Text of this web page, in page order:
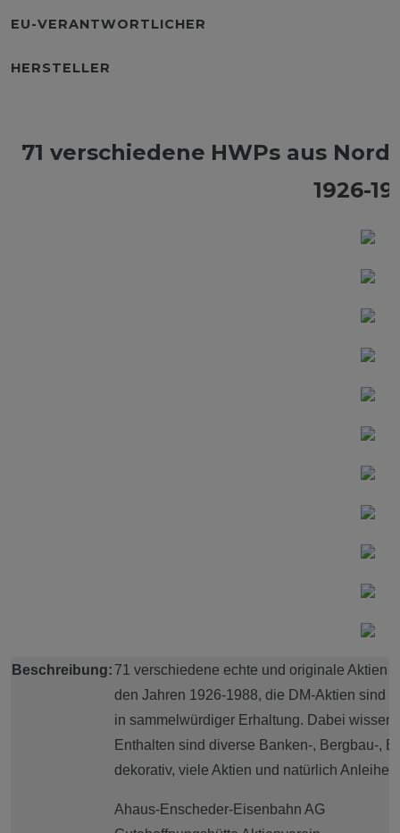
EU-VERANTWORTLICHER
HERSTELLER
71 verschiedene HWPs aus
1926-
Beschreibung: 71 verschiedene echte und originale Aktien
den Jahren 1926-1988, die DM-Aktien sind
in sammelwürdiger Erhaltung. Dabei
Enthalten sind diverse Banken-, Bergbau-,
dekorativ, viele Aktien und natürlich
Ahaus-Enscheder-Eisenbahn AG